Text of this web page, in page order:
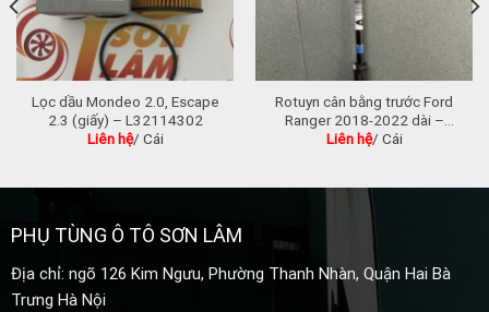
Lọc dầu Mondeo 2.0, Escape
2.3 (giấy) – L32114302
Liên hệ/ Cái
Rotuyn cân bằng trước Ford
Ranger 2018-2022 dài –
JB3C3052AA
Liên hệ/ Cái
PHỤ TÙNG Ô TÔ SƠN LÂM
Địa chỉ: ngõ 126 Kim Ngưu, Phường Thanh Nhàn, Quận Hai Bà
Trưng Hà Nội